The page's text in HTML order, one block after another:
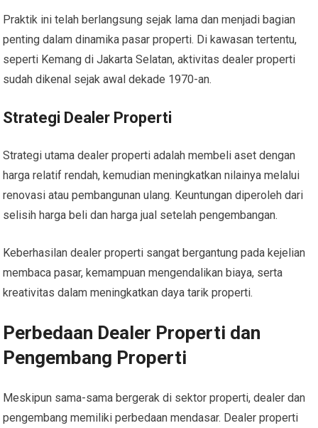
Praktik ini telah berlangsung sejak lama dan menjadi bagian
penting dalam dinamika pasar properti. Di kawasan tertentu,
seperti Kemang di Jakarta Selatan, aktivitas dealer properti
sudah dikenal sejak awal dekade 1970-an.
Strategi Dealer Properti
Strategi utama dealer properti adalah membeli aset dengan
harga relatif rendah, kemudian meningkatkan nilainya melalui
renovasi atau pembangunan ulang. Keuntungan diperoleh dari
selisih harga beli dan harga jual setelah pengembangan.
Keberhasilan dealer properti sangat bergantung pada kejelian
membaca pasar, kemampuan mengendalikan biaya, serta
kreativitas dalam meningkatkan daya tarik properti.
Perbedaan Dealer Properti dan
Pengembang Properti
Meskipun sama-sama bergerak di sektor properti, dealer dan
pengembang memiliki perbedaan mendasar. Dealer properti